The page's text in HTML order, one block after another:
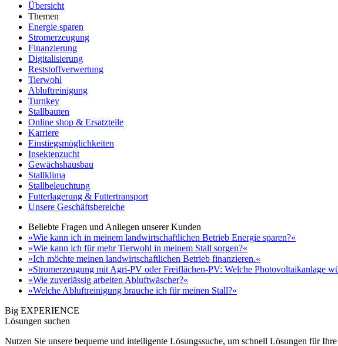
Übersicht
Themen
Energie sparen
Stromerzeugung
Finanzierung
Digitalisierung
Reststoffverwertung
Tierwohl
Abluftreinigung
Turnkey
Stallbauten
Online shop & Ersatzteile
Karriere
Einstiegsmöglichkeiten
Insektenzucht
Gewächshausbau
Stallklima
Stallbeleuchtung
Futterlagerung & Futtertransport
Unsere Geschäftsbereiche
Beliebte Fragen und Anliegen unserer Kunden
»Wie kann ich in meinem landwirtschaftlichen Betrieb Energie sparen?«
»Wie kann ich für mehr Tierwohl in meinem Stall sorgen?«
»Ich möchte meinen landwirtschaftlichen Betrieb finanzieren.«
»Stromerzeugung mit Agri-PV oder Freiflächen-PV: Welche Photovoltaikanlage
»Wie zuverlässig arbeiten Abluftwäscher?«
»Welche Abluftreinigung brauche ich für meinen Stall?«
Big EXPERIENCE
Lösungen suchen
Nutzen Sie unsere bequeme und intelligente Lösungssuche, um schnell Lösungen für